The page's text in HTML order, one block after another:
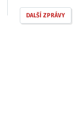
DALŠÍ ZPRÁVY